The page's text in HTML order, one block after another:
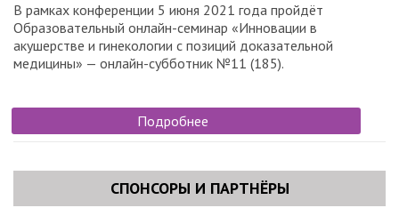
В рамках конференции 5 июня 2021 года пройдёт
Образовательный онлайн-семинар «Инновации в
акушерстве и гинекологии с позиций доказательной
медицины» — онлайн-субботник №11 (185).
Подробнее
СПОНСОРЫ И ПАРТНЁРЫ